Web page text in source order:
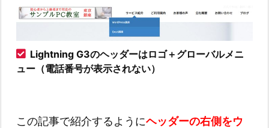
Lightning G3のヘッダーはロゴ＋グローバルメニ
ュー（電話番号が表示されない）
この記事で紹介するようにヘッダーの右側をウ